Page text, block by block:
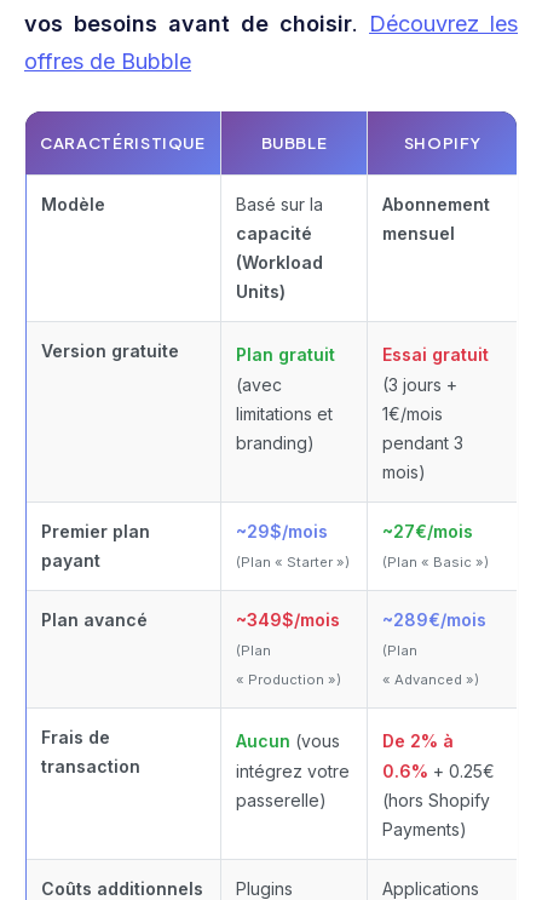
vos besoins avant de choisir. Découvrez les
offres de Bubble
CARACTÉRISTIQUE BUBBLE SHOPIFY
Modèle
Basé sur la
capacité
(Workload
Units)
Abonnement
mensuel
Version gratuite
Plan gratuit
(avec
limitations et
branding)
Essai gratuit
(3 jours +
1€/mois
pendant 3
mois)
Premier plan
payant
~29$/mois
(Plan « Starter »)
~27€/mois
(Plan « Basic »)
Plan avancé ~349$/mois
(Plan
« Production »)
~289€/mois
(Plan
« Advanced »)
Frais de
transaction
Aucun (vous
intégrez votre
passerelle)
De 2% à
0.6% + 0.25€
(hors Shopify
Payments)
Coûts additionnels
Plugins
Applications